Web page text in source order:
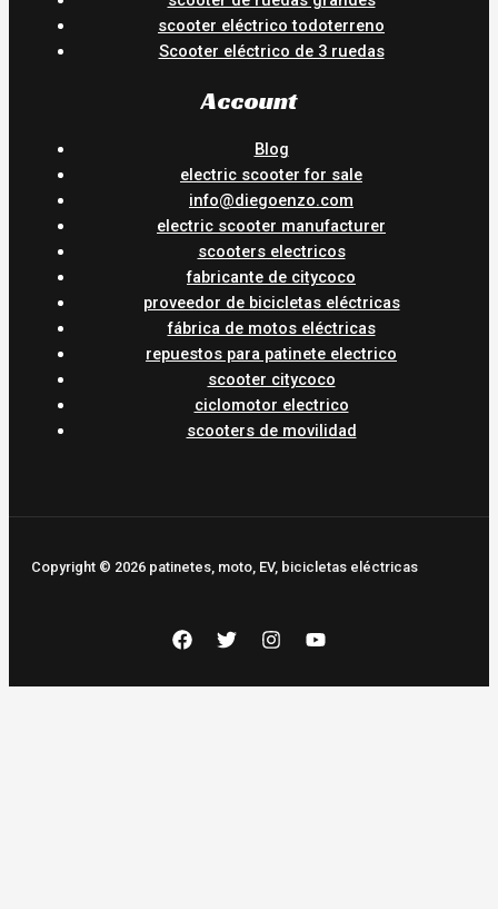
scooter eléctrico todoterreno
Scooter eléctrico de 3 ruedas
Account
Blog
electric scooter for sale
info@diegoenzo.com
electric scooter manufacturer
scooters electricos
fabricante de citycoco
proveedor de bicicletas eléctricas
fábrica de motos eléctricas
repuestos para patinete electrico
scooter citycoco
ciclomotor electrico
scooters de movilidad
Copyright © 2026 patinetes, moto, EV, bicicletas eléctricas